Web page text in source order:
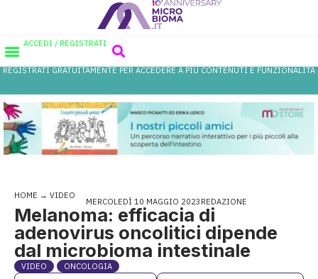
ACCEDI / REGISTRATI
REGISTRATI GRATUITAMENTE PER ACCEDERE A PIÙ CONTENUTI E FUNZIONALITÀ
HOME → VIDEO
MERCOLEDÌ 10 MAGGIO 2023 REDAZIONE
Melanoma: efficacia di
adenovirus oncolitici dipende
dal microbioma intestinale
VIDEO
ONCOLOGIA